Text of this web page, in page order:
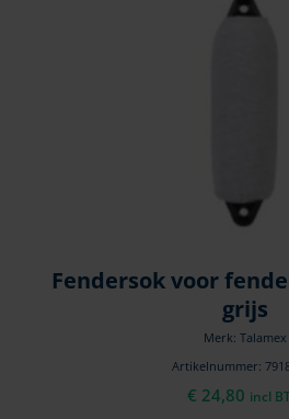
Fendersok voor
grijs
Merk: Talamex
Artikelnummer:
€ 24,80 incl